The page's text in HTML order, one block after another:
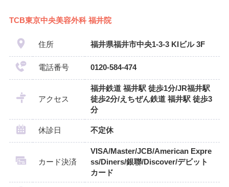
TCB東京中央美容外科 福井院
住所 福井県福井市中央1-3-3 KIビル 3F
電話番号 0120-584-474
アクセス
福井鉄道 福井駅 徒歩1分/JR福井駅
徒歩2分/えちぜん鉄道 福井駅 徒歩3
分
休診日 不定休
カード決済
VISA/Master/JCB/American Expre
ss/Diners/銀聯/Discover/デビット
カード